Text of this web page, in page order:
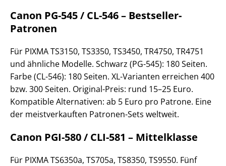
Canon PG-545 / CL-546 – Bestseller-
Patronen
Für PIXMA TS3150, TS3350, TS3450, TR4750, TR4751
und ähnliche Modelle. Schwarz (PG-545): 180 Seiten.
Farbe (CL-546): 180 Seiten. XL-Varianten erreichen 400
bzw. 300 Seiten. Original-Preis: rund 15–25 Euro.
Kompatible Alternativen: ab 5 Euro pro Patrone. Eine
der meistverkauften Patronen-Sets weltweit.
Canon PGI-580 / CLI-581 – Mittelklasse
Für PIXMA TS6350a, TS705a, TS8350, TS9550. Fünf